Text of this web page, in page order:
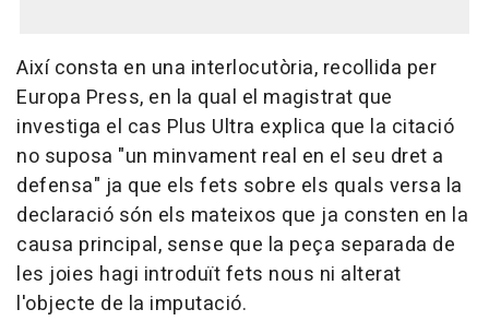
Així consta en una interlocutòria, recollida per
Europa Press, en la qual el magistrat que
investiga el cas Plus Ultra explica que la citació
no suposa "un minvament real en el seu dret a
defensa" ja que els fets sobre els quals versa la
declaració són els mateixos que ja consten en la
causa principal, sense que la peça separada de
les joies hagi introduït fets nous ni alterat
l'objecte de la imputació.